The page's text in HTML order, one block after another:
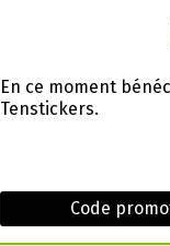
En ce moment
Tenstickers.
Code